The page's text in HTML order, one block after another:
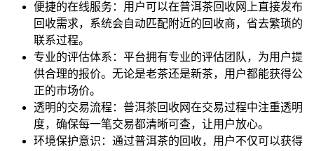
便捷的在线服务：用户可以在普洱茶回收网上直接发布
回收需求，系统会自动匹配附近的回收商，省去繁琐的
联系过程。
专业的评估体系：平台拥有专业的评估团队，为用户提
供合理的报价。无论是老茶还是新茶，用户都能获得公
正的市场价。
透明的交易流程：普洱茶回收网在交易过程中注重透明
度，确保每一笔交易都清晰可查，让用户放心。
环境保护意识：通过普洱茶的回收，用户不仅可以获得